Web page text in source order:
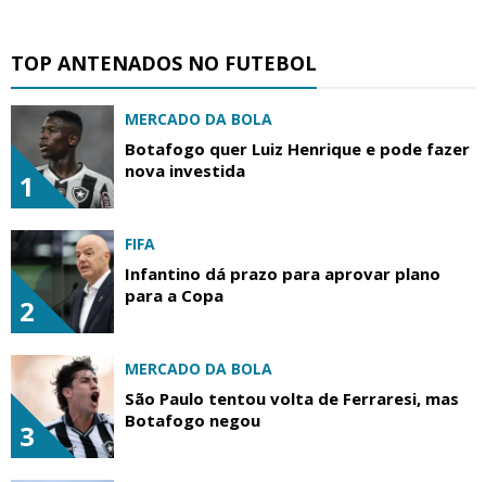
TOP ANTENADOS NO FUTEBOL
1
MERCADO DA BOLA
Botafogo quer Luiz Henrique e pode fazer
nova investida
2
FIFA
Infantino dá prazo para aprovar plano
para a Copa
3
MERCADO DA BOLA
São Paulo tentou volta de Ferraresi, mas
Botafogo negou